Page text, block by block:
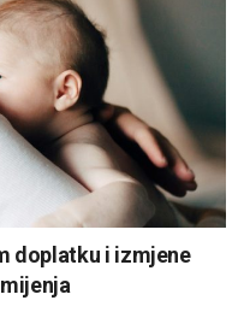
doplatku i izmjene